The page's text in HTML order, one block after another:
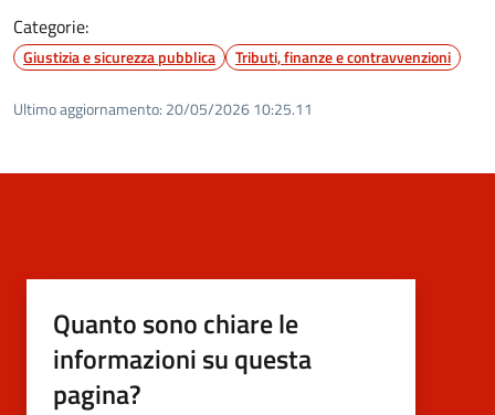
Categorie:
Giustizia e sicurezza pubblica Tributi, finanze e contravvenzioni
Ultimo aggiornamento: 20/05/2026 10:25.11
Quanto sono chiare le
informazioni su questa
pagina?